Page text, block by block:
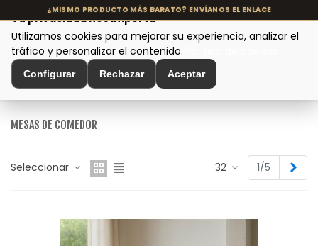
MENÚ
Inicio > Mesas de diseño > Mesas de comedor
MESAS DE COMEDOR
Seleccionar 32 1/5
Tu privacidad nos importa
Utilizamos cookies para mejorar su experiencia, analizar el
tráfico y personalizar el contenido.
Configurar Rechazar Aceptar